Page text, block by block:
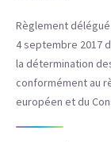
Règlement délégué
4 septembre 2017
la détermination
conformément au
européen et du